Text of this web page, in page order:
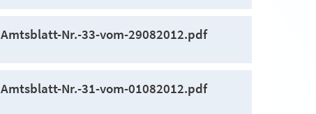
Amtsblatt-Nr.-33-vom-29082012.pdf
Amtsblatt-Nr.-31-vom-01082012.pdf